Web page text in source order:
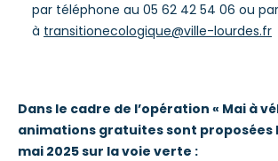
par téléphone au 05 62 42 54 06 ou
à transitionecologique@ville-lourdes.fr
Dans le cadre de l’opération « Mai à
animations gratuites sont proposées
mai 2025 sur la voie verte :